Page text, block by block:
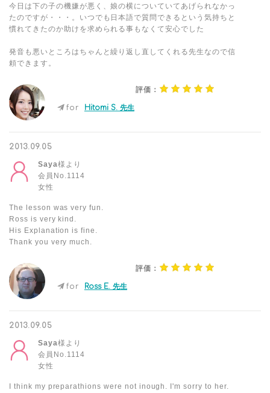
今日は下の子の機嫌が悪く、娘の横についていてあげられなかっ
たのですが・・・。いつでも日本語で質問できるという気持ちと
慣れてきたのか助けを求められる事もなくて安心でした
発音も悪いところはちゃんと繰り返し直してくれる先生なので信
頼できます。
評価：
for Hitomi S. 先生
2013.09.05
Saya様より
会員No.1114
女性
The lesson was very fun.
Ross is very kind.
His Explanation is fine.
Thank you very much.
評価：
for Ross E. 先生
2013.09.05
Saya様より
会員No.1114
女性
I think my preparathions were not inough. I'm sorry to her.